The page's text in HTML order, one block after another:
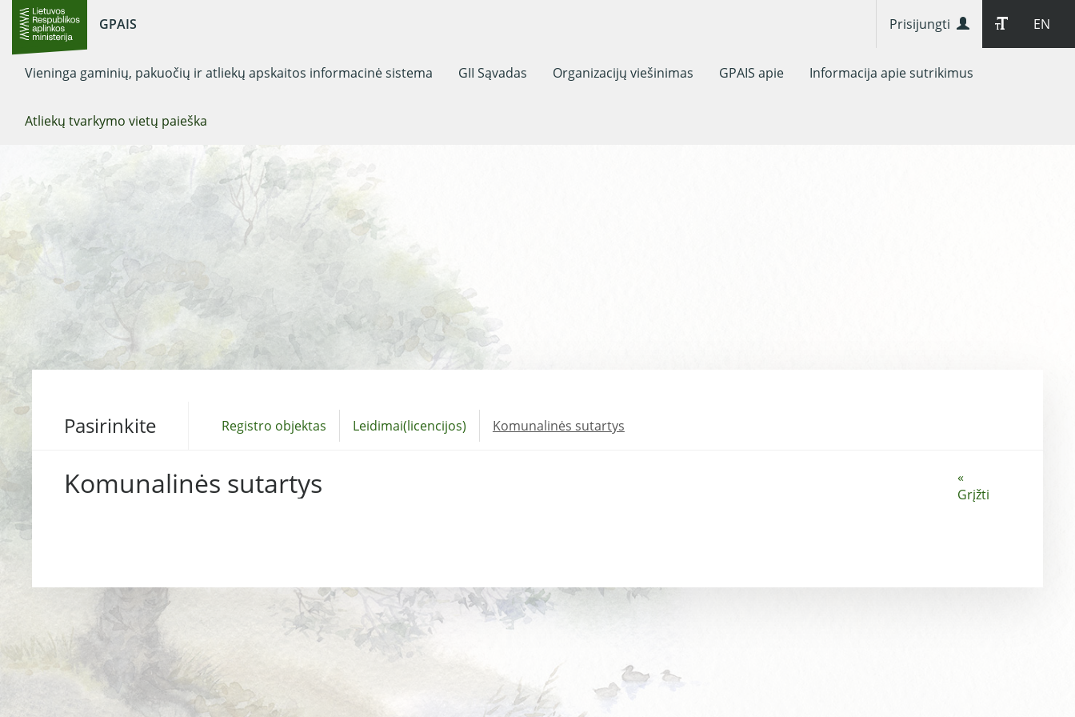
GPAIS EN
Prisijungti
Vieninga gaminių, pakuočių ir atliekų apskaitos informacinė sistema GII Sąvadas Organizacijų viešinimas GPAIS apie Informacija apie sutrikimus
Atliekų tvarkymo vietų paieška
Pasirinkite Registro objektas Leidimai(licencijos) Komunalinės sutartys
«
Grįžti
Komunalinės sutartys